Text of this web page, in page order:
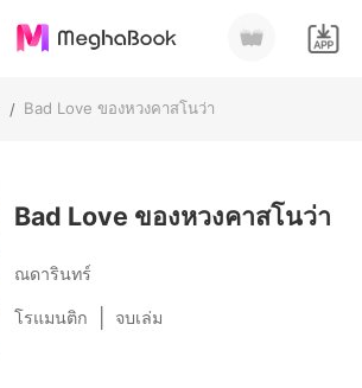
/ Bad Love ของหวงคาสโนว่า
น
บ
Bad Love ของหวงคาสโนว่า
ณดารินทร์
โรแมนติก จบเล่ม